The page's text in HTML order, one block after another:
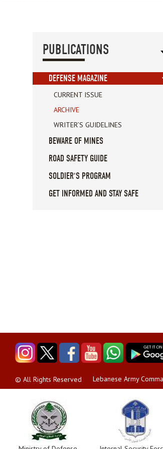
PUBLICATIONS
DEFENSE MAGAZINE
CURRENT ISSUE
ARCHIVE
WRITER’S GUIDELINES
BEWARE OF MINES
ROAD SAFETY GUIDE
SOLDIER'S PROGRAM
GET INFORMED AND STAY SAFE
© All Rights Reserved Lebanese Army